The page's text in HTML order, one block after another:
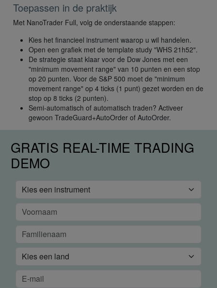
Toepassen in de praktijk
Met NanoTrader Full, volg de onderstaande stappen:
Kies het financieel instrument waarop u wil handelen.
Open een grafiek met de template study "WHS 21h52".
De strategie staat klaar voor de Dow Jones met een
"minimum movement range" van 10 punten en een stop
op 20 punten. Voor de S&P 500 moet de "minimum
movement range" op 4 ticks (1 punt) gezet worden en de
stop op 8 ticks (2 punten).
Semi-automatisch of automatisch traden? Activeer
gewoon TradeGuard+AutoOrder of AutoOrder.
GRATIS REAL-TIME TRADING
DEMO